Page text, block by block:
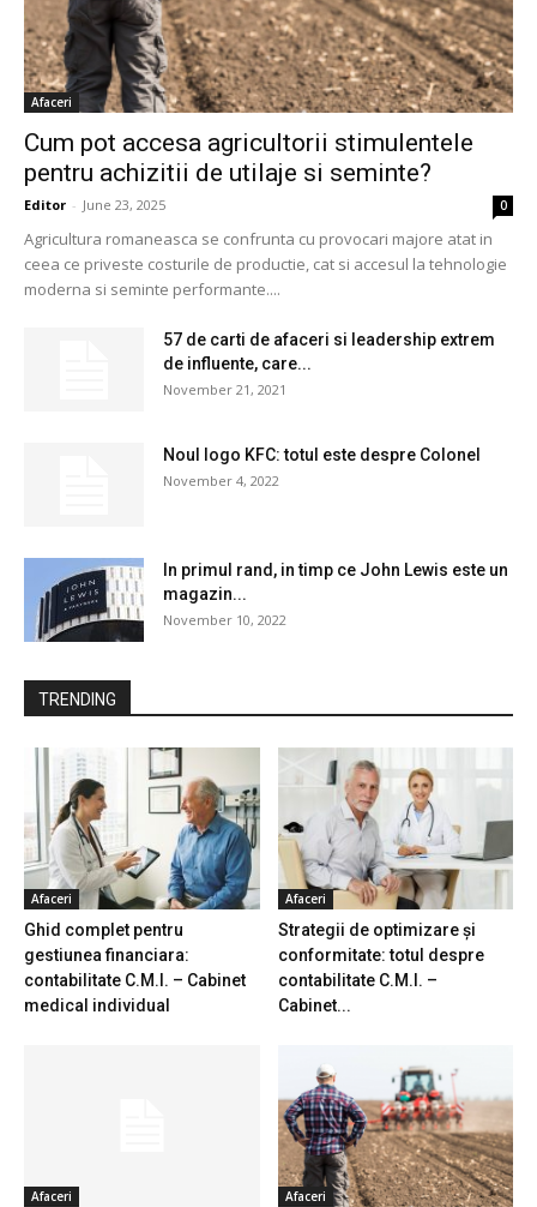
Afaceri
Cum pot accesa agricultorii stimulentele
pentru achizitii de utilaje si seminte?
Editor - June 23, 2025 0
Agricultura romaneasca se confrunta cu provocari majore atat in
ceea ce priveste costurile de productie, cat si accesul la tehnologie
moderna si seminte performante....
57 de carti de afaceri si leadership extrem
de influente, care...
November 21, 2021
Noul logo KFC: totul este despre Colonel
November 4, 2022
In primul rand, in timp ce John Lewis este un
magazin...
November 10, 2022
TRENDING
Afaceri
Ghid complet pentru
gestiunea financiara:
contabilitate C.M.I. – Cabinet
medical individual
Afaceri
Strategii de optimizare și
conformitate: totul despre
contabilitate C.M.I. –
Cabinet...
Afaceri Afaceri